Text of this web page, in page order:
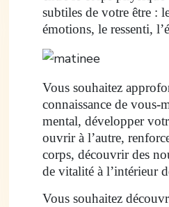
subtiles de votre être :
émotions, le ressenti,
Vous souhaitez
connaissance de vous-
mental, développer
ouvrir à l’autre,
corps, découvrir des
de vitalité à l’intérieur
Vous souhaitez